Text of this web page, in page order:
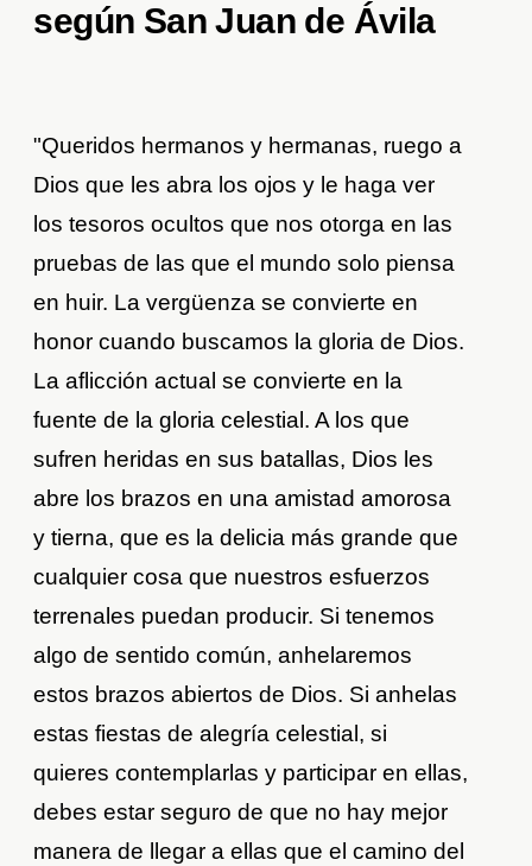
según San Juan de Ávila
"Queridos hermanos y hermanas, ruego a
Dios que les abra los ojos y le haga ver
los tesoros ocultos que nos otorga en las
pruebas de las que el mundo solo piensa
en huir. La vergüenza se convierte en
honor cuando buscamos la gloria de Dios.
La aflicción actual se convierte en la
fuente de la gloria celestial. A los que
sufren heridas en sus batallas, Dios les
abre los brazos en una amistad amorosa
y tierna, que es la delicia más grande que
cualquier cosa que nuestros esfuerzos
terrenales puedan producir. Si tenemos
algo de sentido común, anhelaremos
estos brazos abiertos de Dios. Si anhelas
estas fiestas de alegría celestial, si
quieres contemplarlas y participar en ellas,
debes estar seguro de que no hay mejor
manera de llegar a ellas que el camino del